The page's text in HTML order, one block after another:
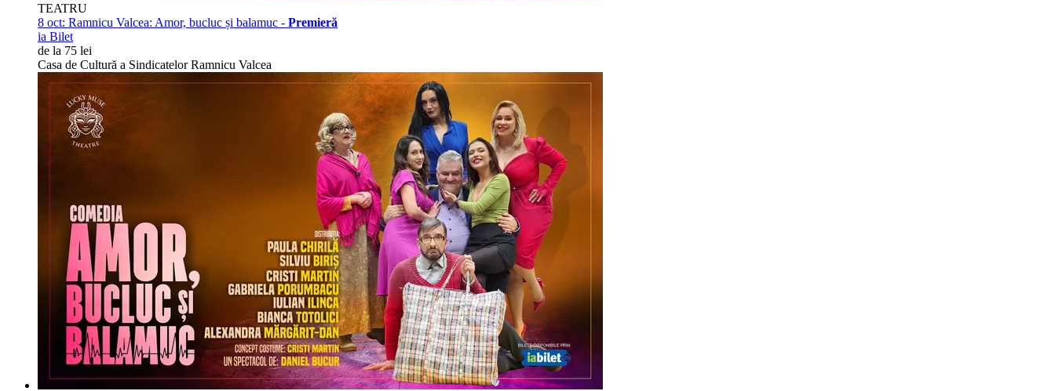
TEATRU
8 oct: Ramnicu Valcea: Amor, bucluc și balamuc - Premieră
ia Bilet
de la 75 lei
Casa de Cultură a Sindicatelor Ramnicu Valcea